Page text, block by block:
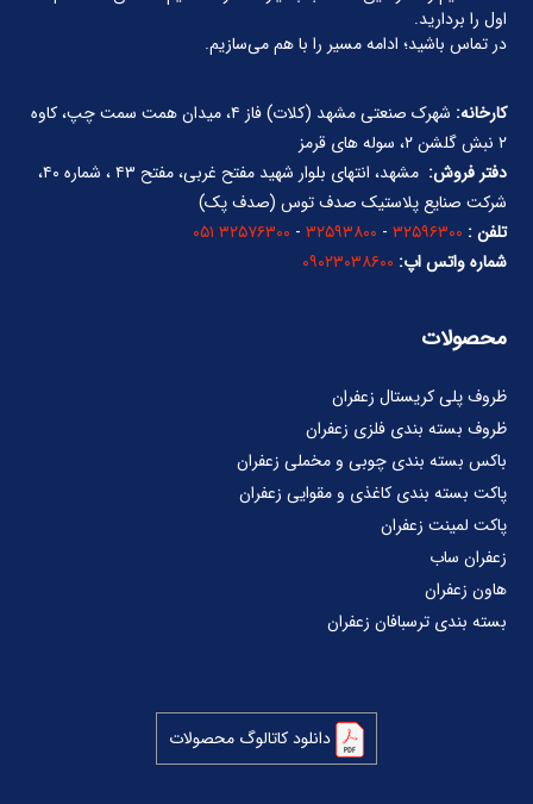
اول را بردارید.
در تماس باشید؛ ادامه مسیر را با هم می‌سازیم.
کارخانه:
شهرک صنعتی مشهد (کلات) فاز ۴، میدان همت سمت چپ، کاوه
۲ نبش گلشن ۲، سوله های قرمز
دفتر فروش:
مشهد، انتهای بلوار شهید مفتح غربی، مفتح ۴۳ ، شماره ۴۰،
شرکت صنایع پلاستیک صدف توس (صدف پک)
تلفن : ۳۲۵۹۶۳۰۰ - ۳۲۵۹۳۸۰۰ - ۳۲۵۷۶۳۰۰ ۰۵۱
شماره واتس اپ: ۰۹۰۲۳۰۳۸۶۰۰
محصولات
ظروف پلی کریستال زعفران
ظروف بسته بندی فلزی زعفران
باکس بسته بندی چوبی و مخملی زعفران
پاکت بسته بندی کاغذی و مقوایی زعفران
پاکت لمینت زعفران
زعفران ساب
هاون زعفران
بسته بندی ترسبافان زعفران
دانلود کاتالوگ محصولات